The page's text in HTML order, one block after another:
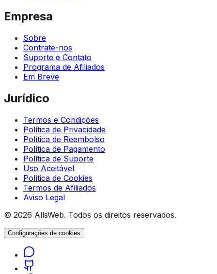
Empresa
Sobre
Contrate-nos
Suporte e Contato
Programa de Afiliados
Em Breve
Jurídico
Termos e Condições
Política de Privacidade
Política de Reembolso
Política de Pagamento
Política de Suporte
Uso Aceitável
Política de Cookies
Termos de Afiliados
Aviso Legal
© 2026 AllsWeb. Todos os direitos reservados.
Configurações de cookies